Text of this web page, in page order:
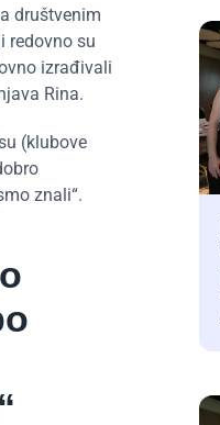
društvenim
redovno su
izrađivali
Rina.
(klubove
znali“.